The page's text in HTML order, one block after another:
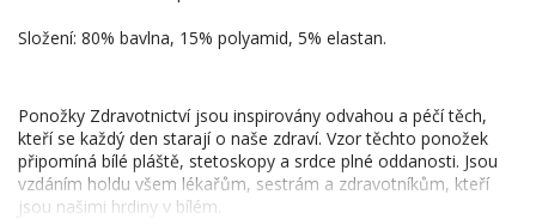
Složení: 80% bavlna, 15% polyamid, 5% elastan.
Ponožky Zdravotnictví jsou inspirovány odvahou a péčí těch,
kteří se každý den starají o naše zdraví. Vzor těchto ponožek
připomíná bílé pláště, stetoskopy a srdce plné oddanosti. Jsou
vzdáním holdu všem lékařům, sestrám a zdravotníkům, kteří
jsou našimi hrdiny v bílém.